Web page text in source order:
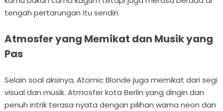
tengah pertarungan itu sendiri.
Atmosfer yang Memikat dan Musik yang
Pas
Selain soal aksinya, Atomic Blonde juga memikat dari segi
visual dan musik. Atmosfer kota Berlin yang dingin dan
penuh intrik terasa nyata dengan pilihan warna neon dan